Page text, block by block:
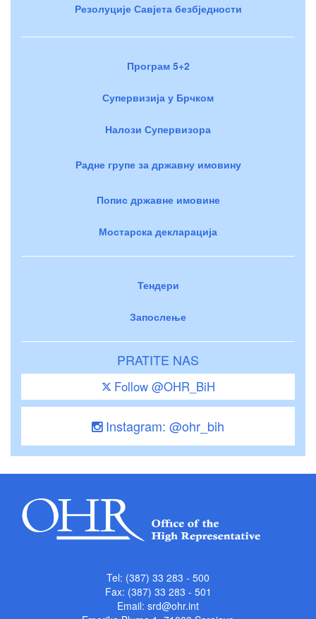
Резолуције Савјета безбједности
Програм 5+2
Супервизија у Брчком
Налози Супервизора
Радне групе за државну имовину
Попис државне имовине
Мостарска декларација
Тендери
Запослење
PRATITE NAS
Follow @OHR_BiH
Instagram: @ohr_bih
Tel: (387) 33 283 - 500
Fax: (387) 33 283 - 501
Email: srd@ohr.int